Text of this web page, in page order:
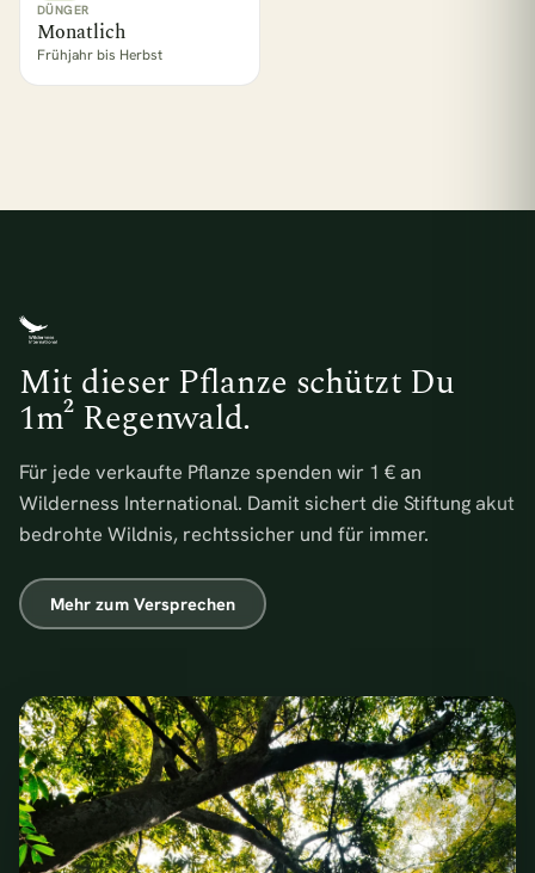
DÜNGER
Monatlich
Frühjahr bis Herbst
Mit dieser Pflanze schützt Du
1m² Regenwald.
Für jede verkaufte Pflanze spenden wir 1 € an
Wilderness International. Damit sichert die Stiftung akut
bedrohte Wildnis, rechtssicher und für immer.
Mehr zum Versprechen